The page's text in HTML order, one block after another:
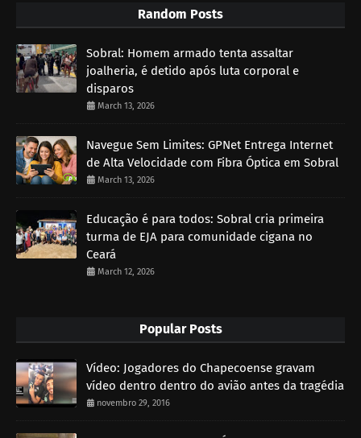
Random Posts
Sobral: Homem armado tenta assaltar
joalheria, é detido após luta corporal e
disparos
March 13, 2026
Navegue Sem Limites: GPNet Entrega Internet
de Alta Velocidade com Fibra Óptica em Sobral
March 13, 2026
Educação é para todos: Sobral cria primeira
turma de EJA para comunidade cigana no
Ceará
March 12, 2026
Popular Posts
Vídeo: Jogadores do Chapecoense gravam
vídeo dentro dentro do avião antes da tragédia
novembro 29, 2016